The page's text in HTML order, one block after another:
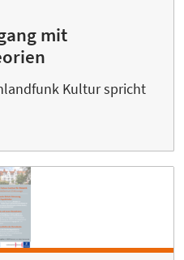
mit
Kultur spricht